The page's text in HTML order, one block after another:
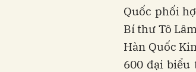
Quốc phối
Bí thư Tô
Hàn Quốc
600 đại biểu